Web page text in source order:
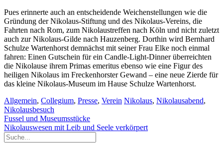
Pues erinnerte auch an entscheidende Weichenstellungen wie die
Gründung der Nikolaus-Stiftung und des Nikolaus-Vereins, die
Fahrten nach Rom, zum Nikolaustreffen nach Köln und nicht zuletzt
auch zur Nikolaus-Gilde nach Hauzenberg. Dorthin wird Bernhard
Schulze Wartenhorst demnächst mit seiner Frau Elke noch einmal
fahren: Einen Gutschein für ein Candle-Light-Dinner überreichten
die Nikolause ihrem Primas emeritus ebenso wie eine Figur des
heiligen Nikolaus im Freckenhorster Gewand – eine neue Zierde für
das kleine Nikolaus-Museum im Hause Schulze Wartenhorst.
Allgemein, Collegium, Presse, Verein Nikolaus, Nikolausabend,
Nikolausbesuch
Beitragsnavigation
Fussel und Museumsstücke
Nikolauswesen mit Leib und Seele verkörpert